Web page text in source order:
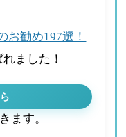
お勧め197選！
ました！
ます。